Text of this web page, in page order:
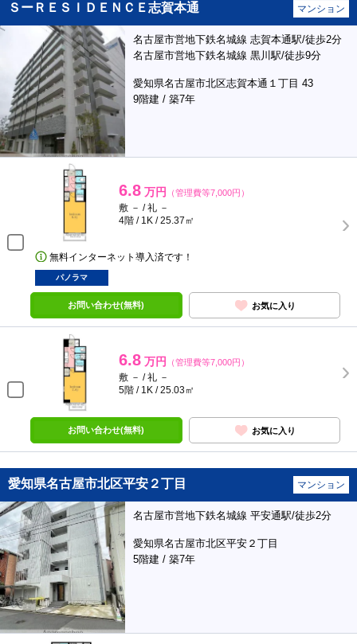
ＳーＲＥＳＩＤＥＮＣＥ志賀本通 マンション
名古屋市営地下鉄名城線 志賀本通駅/徒歩2分
名古屋市営地下鉄名城線 黒川駅/徒歩9分
愛知県名古屋市北区志賀本通１丁目 43
9階建 / 築7年
6.8 万円 （管理費等7,000円）
敷 － / 礼 －
4階 / 1K / 25.37㎡
無料インターネット導入済です！
パノラマ
お問い合わせ(無料) お気に入り
6.8 万円 （管理費等7,000円）
敷 － / 礼 －
5階 / 1K / 25.03㎡
お問い合わせ(無料) お気に入り
愛知県名古屋市北区平安２丁目 マンション
名古屋市営地下鉄名城線 平安通駅/徒歩2分
愛知県名古屋市北区平安２丁目
5階建 / 築7年